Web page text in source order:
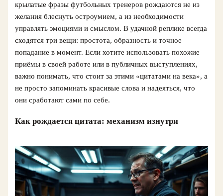
крылатые фразы футбольных тренеров рождаются не из
желания блеснуть остроумием, а из необходимости
управлять эмоциями и смыслом. В удачной реплике всегда
сходятся три вещи: простота, образность и точное
попадание в момент. Если хотите использовать похожие
приёмы в своей работе или в публичных выступлениях,
важно понимать, что стоит за этими «цитатами на века», а
не просто запоминать красивые слова и надеяться, что
они сработают сами по себе.
Как рождается цитата: механизм изнутри